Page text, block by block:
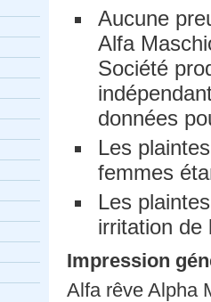
Aucune
Alfa
Société
données
Les
femmes
Les
irritation de
Impression
Alfa rêve Alpha